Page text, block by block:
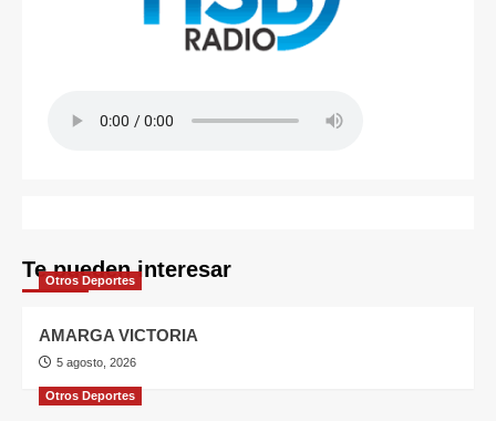
Te pueden interesar
Otros Deportes
AMARGA VICTORIA
5 agosto, 2026
Otros Deportes